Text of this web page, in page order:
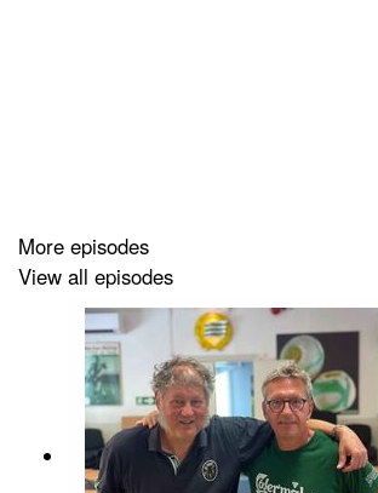
More episodes
View all episodes